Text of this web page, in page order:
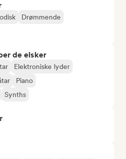
Drømmende
de elsker
Elektroniske lyder
Piano
Synths